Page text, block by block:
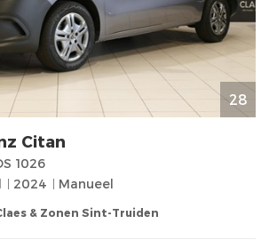
28
Citan
1026
2024 Manueel
& Zonen Sint-Truiden